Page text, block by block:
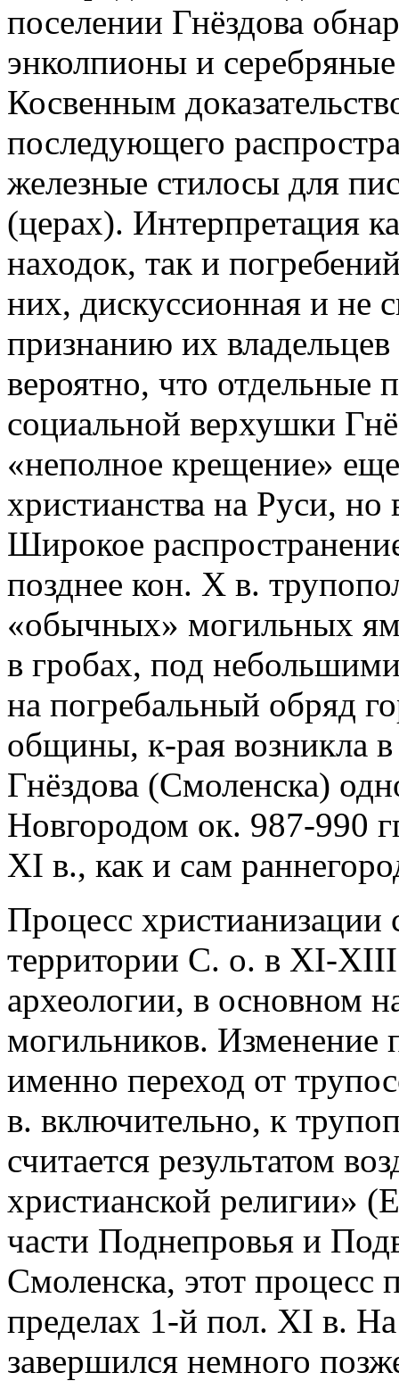
поселении Гнёздова
энколпионы и
Косвенным
последующего
железные стилосы для
(церах). Интерпретация
находок, так и
них, дискуссионная и не
признанию их
вероятно, что отдельные
социальной верхушки
«неполное крещение»
христианства на Руси,
Широкое
позднее кон. X в.
«обычных» могильных
в гробах, под
на погребальный обряд
общины, к-рая возникла в
Гнёздова (Смоленска)
Новгородом ок. 987-990
XI в., как и сам
Процесс христианизации
территории С. о. в XI-XIII
археологии, в основном
могильников. Изменение
именно переход от
в. включительно, к
считается результатом
христианской
части Поднепровья и
Смоленска, этот процесс
пределах 1-й пол. XI в.
завершился немного